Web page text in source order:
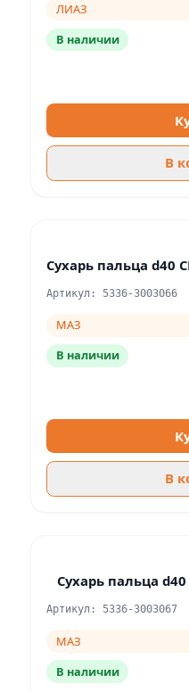
ЛИАЗ
В наличии
В
Сухарь пальца d40
Артикул: 5336-3003066
МАЗ
В наличии
В
Сухарь пальца
Артикул: 5336-3003067
МАЗ
В наличии